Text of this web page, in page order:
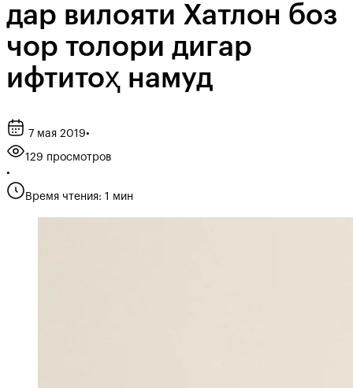
дар вилояти Хатлон боз
чор толори дигар
ифтитоҳ намуд
7 мая 2019•
129 просмотров
•
Время чтения: 1 мин